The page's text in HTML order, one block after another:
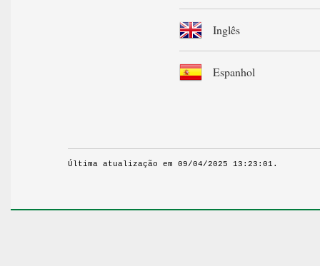
Inglês
Espanhol
Última atualização em 09/04/2025 13:23:01.